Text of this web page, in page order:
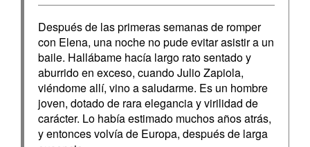
Después de las primeras semanas de romper
con Elena, una noche no pude evitar asistir a un
baile. Hallábame hacía largo rato sentado y
aburrido en exceso, cuando Julio Zapiola,
viéndome allí, vino a saludarme. Es un hombre
joven, dotado de rara elegancia y virilidad de
carácter. Lo había estimado muchos años atrás,
y entonces volvía de Europa, después de larga